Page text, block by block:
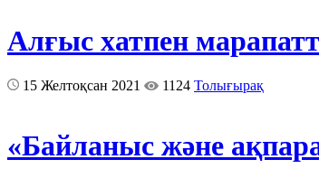
Алғыс хатпен
15 Желтоқсан 2021 1124 Толығырақ
«Байланыс және